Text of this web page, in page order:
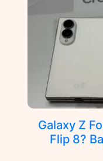
Galaxy Z
Flip 8?